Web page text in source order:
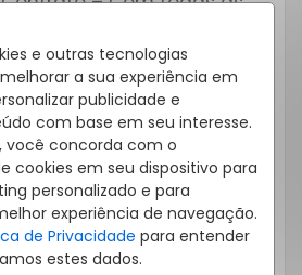
e outras tecnologias
a sua experiência em
publicidade e
com base em seu interesse.
você concorda com o
cookies em seu dispositivo para
personalizado e para
experiência de navegação.
de Privacidade para entender
estes dados.
o contrato
quanto o
– Antes da entrega das
detalhada garante
imóvel esteja registrado
exige atenção aos
com uma imobiliária
todo o processo mais